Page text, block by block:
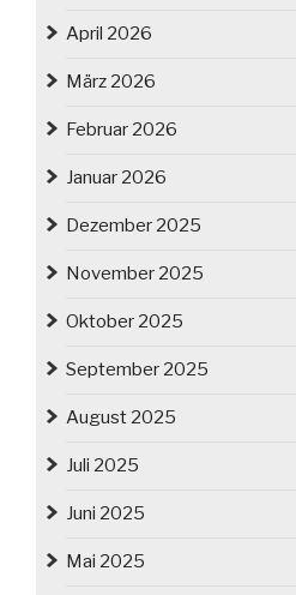
April 2026
März 2026
Februar 2026
Januar 2026
Dezember 2025
November 2025
Oktober 2025
September 2025
August 2025
Juli 2025
Juni 2025
Mai 2025